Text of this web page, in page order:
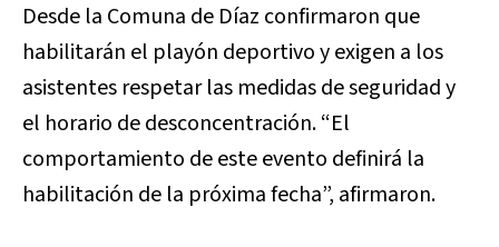
Desde la Comuna de Díaz confirmaron que
habilitarán el playón deportivo y exigen a los
asistentes respetar las medidas de seguridad y
el horario de desconcentración. “El
comportamiento de este evento definirá la
habilitación de la próxima fecha”, afirmaron.